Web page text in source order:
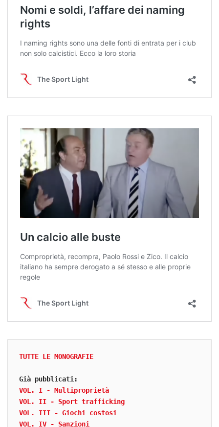
TUTTE LE MONOGRAFIE
Già pubblicati:
VOL. I - Multiproprietà
VOL. II - Sport trafficking
VOL. III - Giochi costosi
VOL. IV - Sanzioni